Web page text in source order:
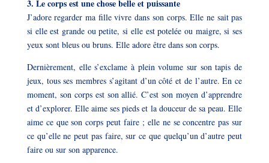
3. Le corps est une chose belle et puissante
J’adore regarder ma fille vivre dans son corps. Elle ne sait pas
si elle est grande ou petite, si elle est potelée ou maigre, si ses
yeux sont bleus ou bruns. Elle adore être dans son corps.
Dernièrement, elle s’exclame à plein volume sur son tapis de
jeux, tous ses membres s’agitant d’un côté et de l’autre. En ce
moment, son corps est son allié. C’est son moyen d’apprendre
et d’explorer. Elle aime ses pieds et la douceur de sa peau. Elle
aime ce que son corps peut faire ; elle ne se concentre pas sur
ce qu’elle ne peut pas faire, sur ce que quelqu’un d’autre peut
faire ou sur son apparence.